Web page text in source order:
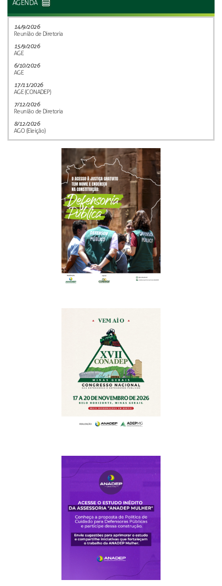
AGENDA
14/9/2026
Reunião de Diretoria
15/9/2026
AGE
6/10/2026
AGE
17/11/2026
AGE (CONADEP)
7/12/2026
Reunião de Diretoria
8/12/2026
AGO (Eleição)